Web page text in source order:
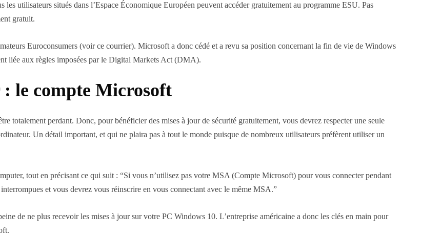
utilisateurs situés dans l’Espace Économique Européen peuvent accéder gratuitement au programme ESU. Pas
gratuit.
Euroconsumers (voir ce courrier). Microsoft a donc cédé et a revu sa position concernant la fin de vie de Windows
liée aux règles imposées par le Digital Markets Act (DMA).
: le compte Microsoft
totalement perdant. Donc, pour bénéficier des mises à jour de sécurité gratuitement, vous devrez respecter une seule
Un détail important, et qui ne plaira pas à tout le monde puisque de nombreux utilisateurs préfèrent utiliser un
tout en précisant ce qui suit : “Si vous n’utilisez pas votre MSA (Compte Microsoft) pour vous connecter pendant
et vous devrez vous réinscrire en vous connectant avec le même MSA.”
de ne plus recevoir les mises à jour sur votre PC Windows 10. L’entreprise américaine a donc les clés en main pour